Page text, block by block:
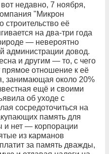
недавно, 7 ноября,
"Микрон
строительство её
на два-три года
— невероятно
администрации довод.
и другим — то, с чего
прямое отношение к её
занимающая около 20%
ещё и своими
об уходе с
сосредоточиться на
память для
нет — корпорации
из карманов
за память дважды,